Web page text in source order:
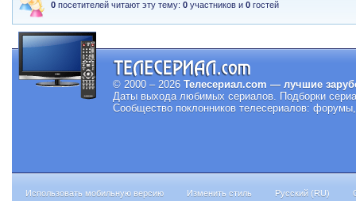
0 посетителей читают эту тему:0 участников и0 гостей
© 2000 – 2026 Телесериал.com — лучшие
Даты выхода любимых сериалов.
Подборки
Сообщество поклонников телесериалов:
Использовать мобильную версию Изменить стиль Русский (RU)